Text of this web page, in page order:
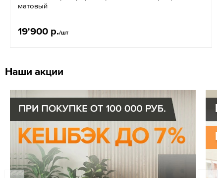
матовый
19'900 р./шт
Наши акции